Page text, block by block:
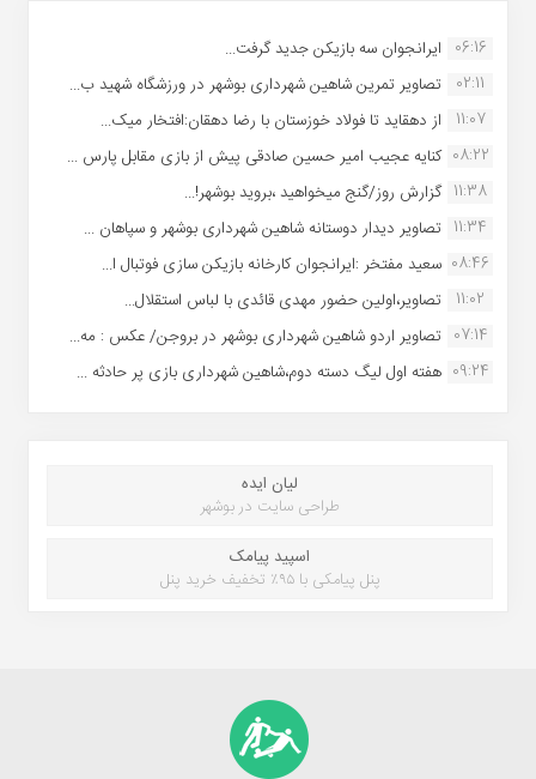
06:16 ایرانجوان سه بازیکن جدید گرفت...
02:11
تصاویر تمرین شاهین شهردارى بوشهر در ورزشگاه شهید ب...
11:07
از دهقاید تا فولاد خوزستان با رضا دهقان:افتخار میک...
08:22 کنایه عجیب امیر حسین صادقی پیش از بازی مقابل پارس ...
11:38 گزارش روز/گنج میخواهید ،بروید بوشهر!...
11:34 تصاویر دیدار دوستانه شاهین شهردارى بوشهر و سپاهان ...
08:46 سعید مفتخر :ایرانجوان کارخانه بازیکن سازی فوتبال ا...
11:02
تصاویر،اولین حضور مهدی قائدی با لباس استقلال...
07:14 تصاویر اردو شاهین شهرداری بوشهر در بروجن/ عکس : مه...
09:24 هفته اول لیگ دسته دوم،شاهین شهرداری بازی پر حادثه ...
لیان ایده
طراحی سایت در بوشهر
اسپید پیامک
پنل پیامکی با ۹۵٪ تخفیف خرید پنل